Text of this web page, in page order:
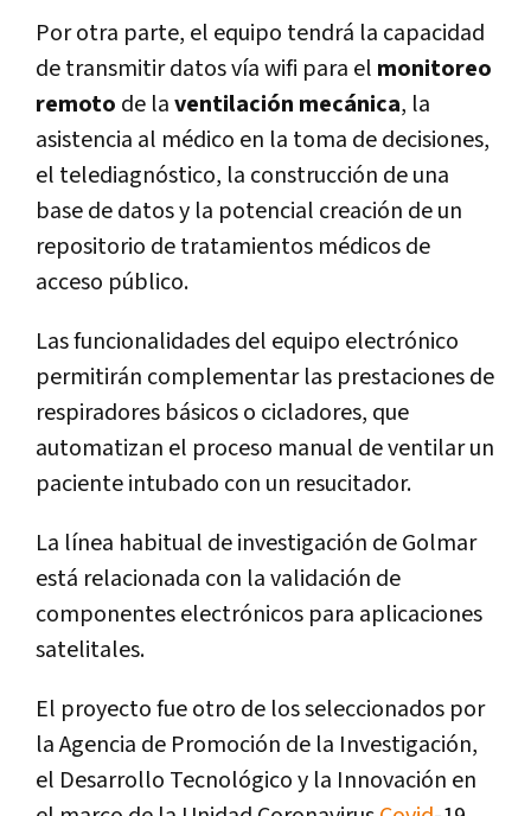
Por otra parte, el equipo tendrá la capacidad
de transmitir datos vía wifi para el monitoreo
remoto de laventilación mecánica, la
asistencia al médico en la toma de decisiones,
el telediagnóstico, la construcción de una
base de datos y la potencial creación de un
repositorio de tratamientos médicos de
acceso público.
Las funcionalidades del equipo electrónico
permitirán complementar las prestaciones de
respiradores básicos o cicladores, que
automatizan el proceso manual de ventilar un
paciente intubado con un resucitador.
La línea habitual de investigación de Golmar
está relacionada con la validación de
componentes electrónicos para aplicaciones
satelitales.
El proyecto fue otro de los seleccionados por
la Agencia de Promoción de la Investigación,
el Desarrollo Tecnológico y la Innovación en